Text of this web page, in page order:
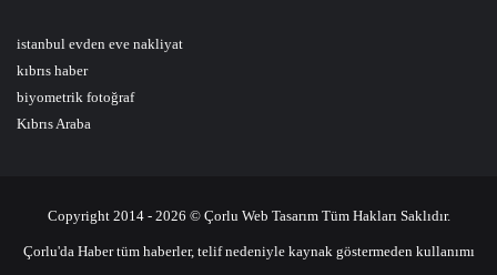
istanbul evden eve nakliyat
kıbrıs haber
biyometrik fotoğraf
Kıbrıs Araba
Copyright 2014 - 2026 © Çorlu Web Tasarım Tüm Hakları Saklıdır.
Çorlu'da Haber tüm haberler, telif nedeniyle kaynak göstermeden kullanımı